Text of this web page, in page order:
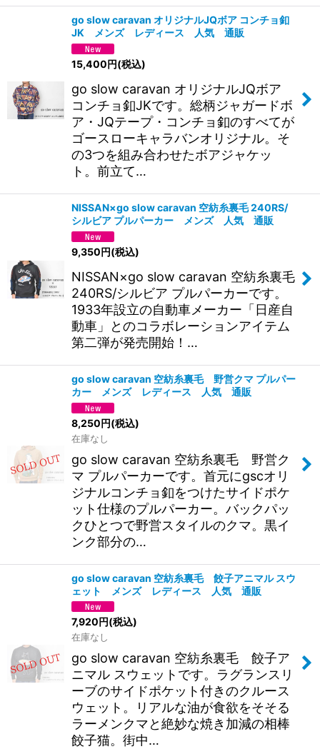
go slow caravan オリジナルJQボア コンチョ釦
JK メンズ レディース 人気 通販
15,400円(税込)
go slow caravan オリジナルJQボア
コンチョ釦JKです。総柄ジャガードボ
ア・JQテープ・コンチョ釦のすべてが
ゴースローキャラバンオリジナル。そ
の3つを組み合わせたボアジャケッ
ト。前立て…
NISSAN×go slow caravan 空紡糸裏毛 240RS/
シルビア プルパーカー メンズ 人気 通販
9,350円(税込)
NISSAN×go slow caravan 空紡糸裏毛
240RS/シルビア プルパーカーです。
1933年設立の自動車メーカー「日産自
動車」とのコラボレーションアイテム
第二弾が発売開始！…
go slow caravan 空紡糸裏毛 野営クマ プルパー
カー メンズ レディース 人気 通販
8,250円(税込)
在庫なし
go slow caravan 空紡糸裏毛 野営ク
マ プルパーカーです。首元にgscオリ
ジナルコンチョ釦をつけたサイドポケ
ット仕様のプルパーカー。バックパッ
クひとつで野営スタイルのクマ。黒イ
ンク部分の…
go slow caravan 空紡糸裏毛 餃子アニマル スウ
ェット メンズ レディース 人気 通販
7,920円(税込)
在庫なし
go slow caravan 空紡糸裏毛 餃子ア
ニマル スウェットです。ラグランスリ
ーブのサイドポケット付きのクルース
ウェット。リアルな油が食欲をそそる
ラーメンクマと絶妙な焼き加減の相棒
餃子猫。街中…